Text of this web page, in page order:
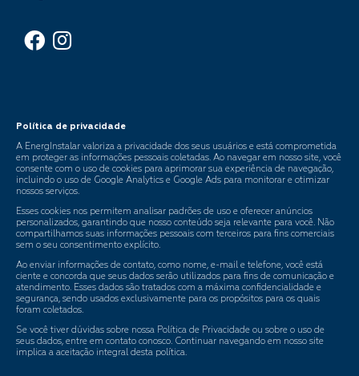
Política de privacidade
A EnergInstalar valoriza a privacidade dos seus usuários e está comprometida
em proteger as informações pessoais coletadas. Ao navegar em nosso site, você
consente com o uso de cookies para aprimorar sua experiência de navegação,
incluindo o uso de Google Analytics e Google Ads para monitorar e otimizar
nossos serviços.
Esses cookies nos permitem analisar padrões de uso e oferecer anúncios
personalizados, garantindo que nosso conteúdo seja relevante para você. Não
compartilhamos suas informações pessoais com terceiros para fins comerciais
sem o seu consentimento explícito.
Ao enviar informações de contato, como nome, e-mail e telefone, você está
ciente e concorda que seus dados serão utilizados para fins de comunicação e
atendimento. Esses dados são tratados com a máxima confidencialidade e
segurança, sendo usados exclusivamente para os propósitos para os quais
foram coletados.
Se você tiver dúvidas sobre nossa Política de Privacidade ou sobre o uso de
seus dados, entre em contato conosco. Continuar navegando em nosso site
implica a aceitação integral desta política.